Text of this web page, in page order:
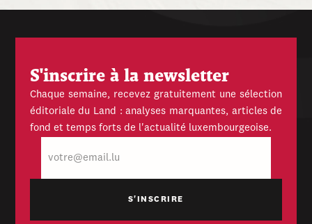
S'inscrire à la newsletter
Chaque semaine, recevez gratuitement une sélection
éditoriale du Land : analyses marquantes, articles de
fond et temps forts de l'actualité luxembourgeoise.
mail